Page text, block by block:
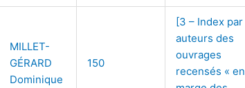
MILLET-
GÉRARD
Dominique
150
[3 – Index par
auteurs des
ouvrages
recensés « en